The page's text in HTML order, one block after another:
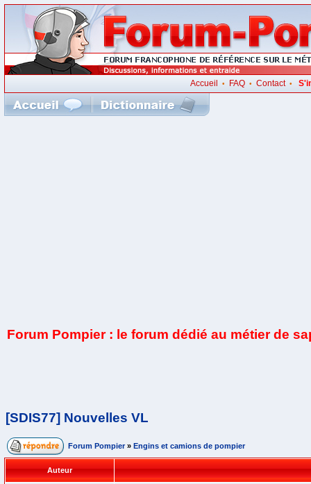
Accueil • FAQ• Contact•
Forum Pompier : le forum dédié au métier de
[SDIS77] Nouvelles VL
Forum Pompier » Engins et camions de pompier
Auteur